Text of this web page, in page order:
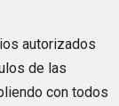
autorizados
de las
con todos